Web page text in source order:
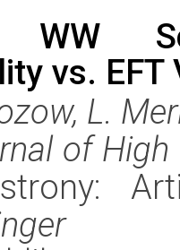
WW
vs. EFT
L.
of High